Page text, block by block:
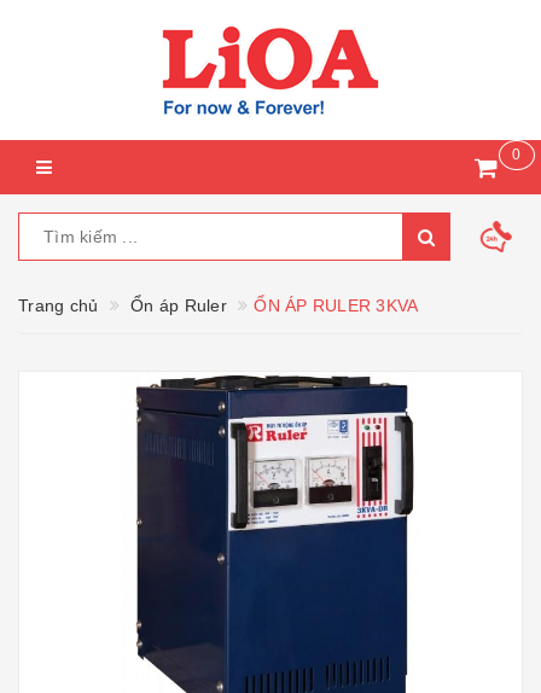
0
Trang chủ Ổn áp Ruler ỔN ÁP RULER 3KVA